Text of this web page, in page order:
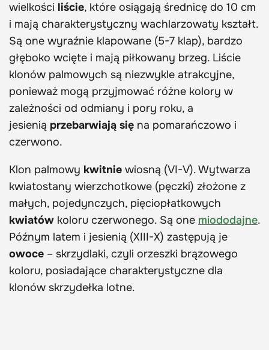
wielkości liście, które osiągają średnicę do 10 cm
i mają charakterystyczny wachlarzowaty kształt.
Są one wyraźnie klapowane (5-7 klap), bardzo
głęboko wcięte i mają piłkowany brzeg. Liście
klonów palmowych są niezwykle atrakcyjne,
ponieważ mogą przyjmować różne kolory w
zależności od odmiany i pory roku, a
jesienią przebarwiają się na pomarańczowo i
czerwono.
Klon palmowy kwitnie wiosną (VI-V). Wytwarza
kwiatostany wierzchotkowe (pęczki) złożone z
małych, pojedynczych, pięciopłatkowych
kwiatów koloru czerwonego. Są one miododajne.
Późnym latem i jesienią (XIII-X) zastępują je
owoce – skrzydlaki, czyli orzeszki brązowego
koloru, posiadające charakterystyczne dla
klonów skrzydełka lotne.